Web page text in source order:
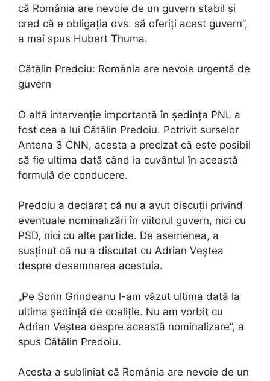
că România are nevoie de un guvern stabil și
cred că e obligația dvs. să oferiți acest guvern”,
a mai spus Hubert Thuma.
Cătălin Predoiu: România are nevoie urgentă de
guvern
O altă intervenție importantă în ședința PNL a
fost cea a lui Cătălin Predoiu. Potrivit surselor
Antena 3 CNN, acesta a precizat că este posibil
să fie ultima dată când ia cuvântul în această
formulă de conducere.
Predoiu a declarat că nu a avut discuții privind
eventuale nominalizări în viitorul guvern, nici cu
PSD, nici cu alte partide. De asemenea, a
susținut că nu a discutat cu Adrian Veștea
despre desemnarea acestuia.
„Pe Sorin Grindeanu l-am văzut ultima dată la
ultima ședință de coaliție. Nu am vorbit cu
Adrian Veștea despre această nominalizare”, a
spus Cătălin Predoiu.
Acesta a subliniat că România are nevoie de un